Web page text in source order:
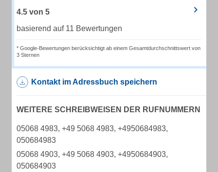
4.5 von 5
basierend auf 11 Bewertungen
* Google-Bewertungen berücksichtigt ab einem Gesamtdurchschnittswert von
3 Sternen
Kontakt im Adressbuch speichern
WEITERE SCHREIBWEISEN DER RUFNUMMERN
05068 4983, +49 5068 4983, +4950684983,
050684983
05068 4903, +49 5068 4903, +4950684903,
050684903